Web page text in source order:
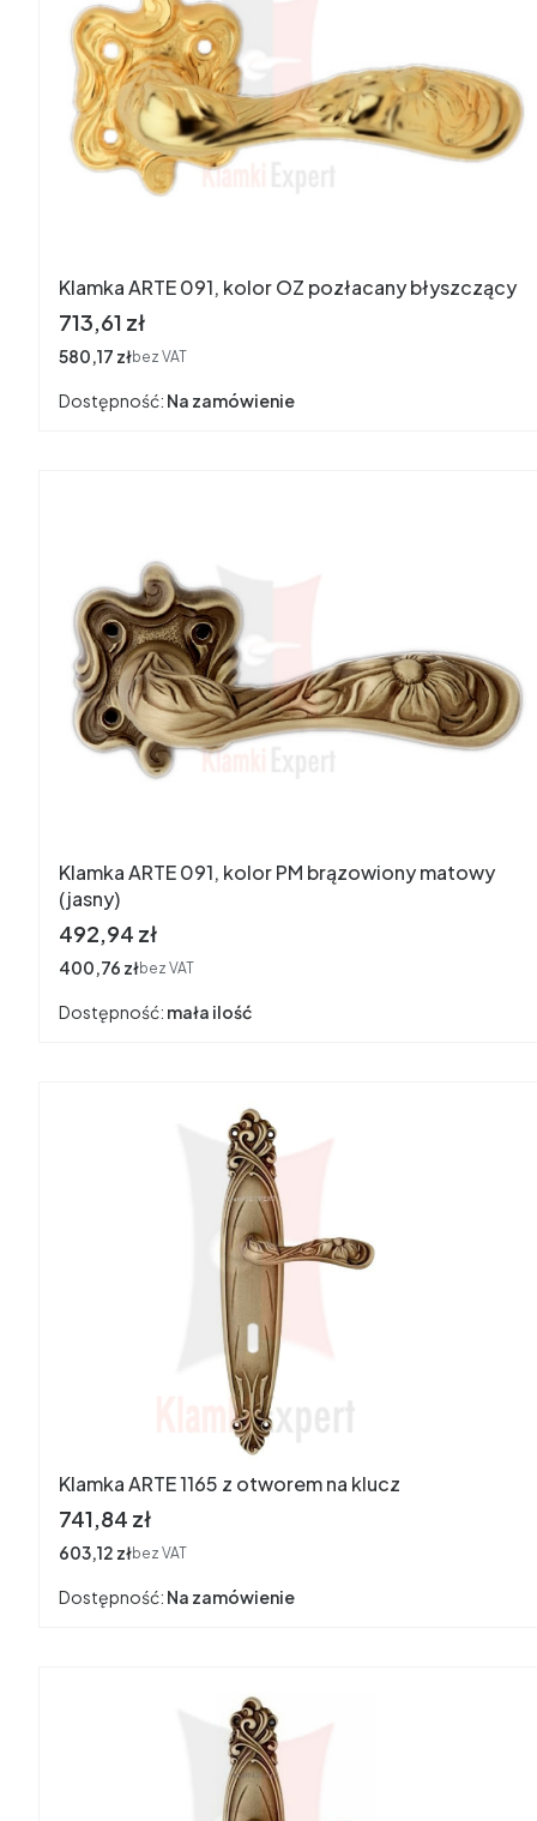
Klamka ARTE 091, kolor OZ pozłacany błyszczący
Cena
713,61 zł
Cena
580,17 złbez VAT
Dostępność: Na zamówienie
Klamka ARTE 091, kolor PM brązowiony matowy
(jasny)
Cena
492,94 zł
Cena
400,76 złbez VAT
Dostępność: mała ilość
Klamka ARTE 1165 z otworem na klucz
Cena
741,84 zł
Cena
603,12 złbez VAT
Dostępność: Na zamówienie